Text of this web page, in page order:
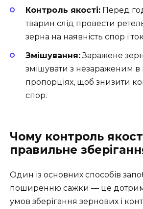
Контроль якості: Перед
тварин слід провести
зерна на наявність спор і
Змішування:Заражене
змішувати з незараженим в
пропорціях, щоб знизити
спор.
Чому контроль
правильне
Один із основних способів
поширенню сажки — це
умов зберігання зернових і